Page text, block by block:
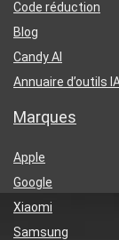
Code réduction
Blog
Candy AI
Annuaire d’outils
Marques
Apple
Google
Xiaomi
Samsung